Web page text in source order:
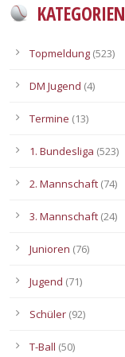
KATEGORIEN
Topmeldung (523)
DM Jugend (4)
Termine (13)
1. Bundesliga (523)
2. Mannschaft (74)
3. Mannschaft (24)
Junioren (76)
Jugend (71)
Schüler (92)
T-Ball (50)